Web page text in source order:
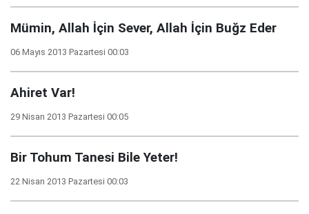
Mümin, Allah İçin Sever, Allah İçin Buğz Eder
06 Mayıs 2013 Pazartesi 00:03
Ahiret Var!
29 Nisan 2013 Pazartesi 00:05
Bir Tohum Tanesi Bile Yeter!
22 Nisan 2013 Pazartesi 00:03